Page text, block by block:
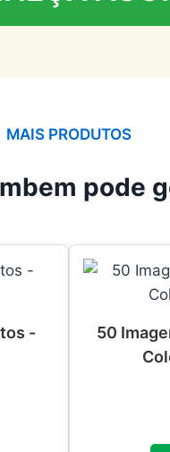
MAIS PRODUTOS
pode
-
50